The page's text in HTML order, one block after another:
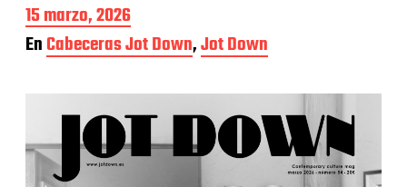
F
e
c
l
a
15 marzo, 2026
EnCabeceras Jot Down,Jot Down